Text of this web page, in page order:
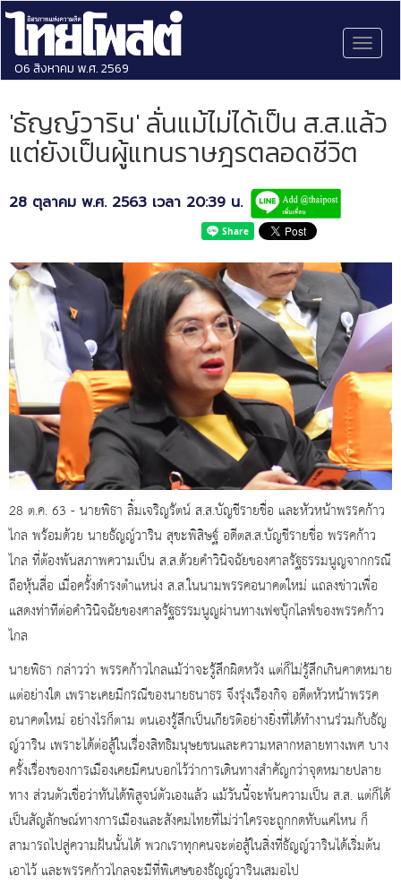
06 สิงหาคม พ.ศ. 2569
'ธัญญ์วาริน' ลั่นแม้ไม่ได้เป็น ส.ส.แล้ว
แต่ยังเป็นผู้แทนราษฎรตลอดชีวิต
28 ตุลาคม พ.ศ. 2563 เวลา 20:39 น.
28 ต.ค. 63 - นายพิธา ลิ้มเจริญรัตน์ ส.ส.บัญชีรายชื่อ และหัวหน้าพรรคก้าว
ไกล พร้อมด้วย นายธัญญ์วาริน สุขะพิสิษฐ์ อดีตส.ส.บัญชีรายชื่อ พรรคก้าว
ไกล ที่ต้องพ้นสภาพความเป็น ส.ส.ด้วยคำวินิจฉัยของศาลรัฐธรรมนูญจากกรณี
ถือหุ้นสื่อ เมื่อครั้งดำรงตำแหน่ง ส.ส.ในนามพรรคอนาคตใหม่ แถลงข่าวเพื่อ
แสดงท่าทีต่อคำวินิจฉัยของศาลรัฐธรรมนูญผ่านทางเฟซบุ๊กไลฟ์ของพรรคก้าว
ไกล
นายพิธา กล่าวว่า พรรคก้าวไกลแม้ว่าจะรู้สึกผิดหวัง แต่ก็ไม่รู้สึกเกินคาดหมาย
แต่อย่างใด เพราะเคยมีกรณีของนายธนาธร จึงรุ่งเรืองกิจ อดีตหัวหน้าพรรค
อนาคตใหม่ อย่างไรก็ตาม ตนเองรู้สึกเป็นเกียรติอย่างยิ่งที่ได้ทำงานร่วมกับธัญ
ญ์วาริน เพราะได้ต่อสู้ในเรื่องสิทธิมนุษยชนและความหลากหลายทางเพศ บาง
ครั้งเรื่องของการเมืองเคยมีคนบอกไว้ว่าการเดินทางสำคัญกว่าจุดหมายปลาย
ทาง ส่วนตัวเชื่อว่าทันได้พิสูจน์ตัวเองแล้ว แม้วันนี้จะพ้นความเป็น ส.ส. แต่ก็ได้
เป็นสัญลักษณ์ทางการเมืองและสังคมไทยที่ไม่ว่าใครจะถูกกดทับแค่ไหน ก็
สามารถไปสู่ความฝันนั้นได้ พวกเราทุกคนจะต่อสู้ในสิ่งที่ธัญญ์วารินได้เริ่มต้น
เอาไว้ และพรรคก้าวไกลจะมีที่พิเศษของธัญญ์วารินเสมอไป